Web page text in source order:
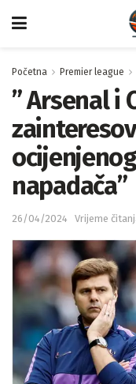
Početna Premier league
” Arsenal i
napadača”
26/04/2024 Vrijeme